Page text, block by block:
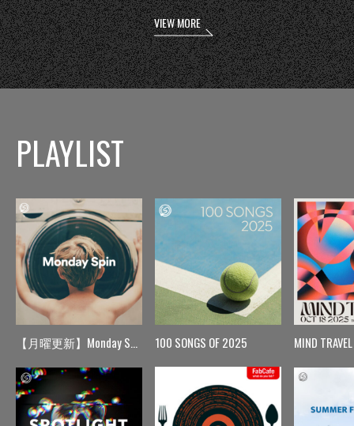
VIEW MORE
PLAYLIST
【月曜更新】Monday Spin 100 SONGS OF 2025 MIND TRAVEL